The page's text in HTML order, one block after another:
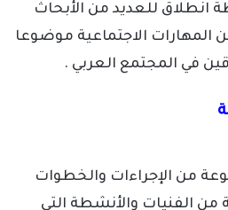
انطلاق للعديد من الأبحاث
المهارات الاجتماعية موضوعا
في المجتمع العربي .
من الإجراءات والخطوات
الفنيات والأنشطة التي